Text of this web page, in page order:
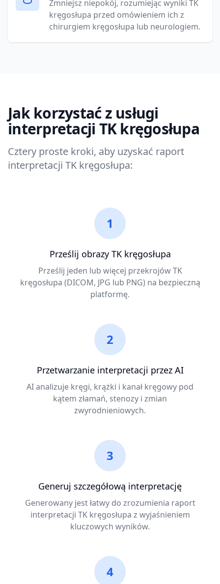
Zmniejsz niepokój, rozumiejąc wyniki TK
kręgosłupa przed omówieniem ich z
chirurgiem kręgosłupa lub neurologiem.
Jak korzystać z usługi
interpretacji TK kręgosłupa
Cztery proste kroki, aby uzyskać raport
interpretacji TK kręgosłupa:
1
Prześlij obrazy TK kręgosłupa
Prześlij jeden lub więcej przekrojów TK
kręgosłupa (DICOM, JPG lub PNG) na bezpieczną
platformę.
2
Przetwarzanie interpretacji przez AI
AI analizuje kręgi, krążki i kanał kręgowy pod
kątem złamań, stenozy i zmian
zwyrodnieniowych.
3
Generuj szczegółową interpretację
Generowany jest łatwy do zrozumienia raport
interpretacji TK kręgosłupa z wyjaśnieniem
kluczowych wyników.
4